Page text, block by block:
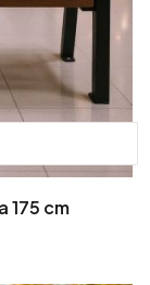
175 cm